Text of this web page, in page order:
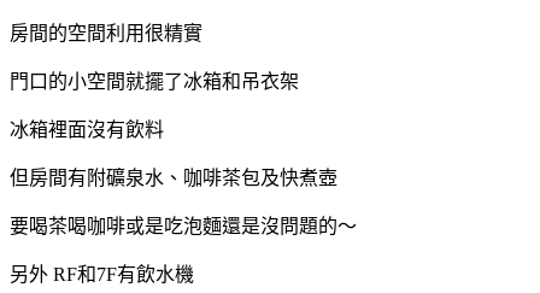
房間的空間利用很精實
門口的小空間就擺了冰箱和吊衣架
冰箱裡面沒有飲料
但房間有附礦泉水、咖啡茶包及快煮壺
要喝茶喝咖啡或是吃泡麵還是沒問題的～
另外 RF和7F有飲水機